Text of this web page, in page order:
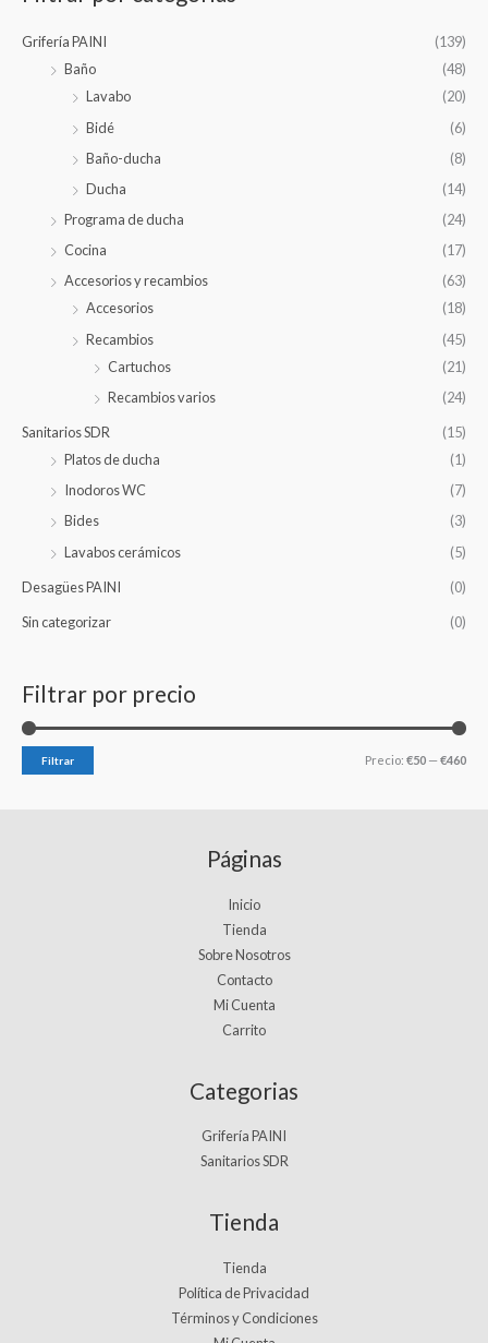
Grifería PAINI
(139)
Baño
(48)
Lavabo
(20)
Bidé
(6)
Baño-ducha
(8)
Ducha
(14)
Programa de ducha
(24)
Cocina
(17)
Accesorios y recambios
(63)
Accesorios
(18)
Recambios
(45)
Cartuchos
(21)
Recambios varios
(24)
Sanitarios SDR
(15)
Platos de ducha
(1)
Inodoros WC
(7)
Bides
(3)
Lavabos cerámicos
(5)
Desagües PAINI (0)
Sin categorizar (0)
Filtrar por precio
Filtrar Precio: €50 —€460
Páginas
Inicio
Tienda
Sobre Nosotros
Contacto
Mi Cuenta
Carrito
Categorias
Grifería PAINI
Sanitarios SDR
Tienda
Tienda
Política de Privacidad
Términos y Condiciones